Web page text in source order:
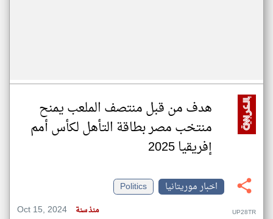
هدف من قبل منتصف الملعب يمنح
منتخب مصر بطاقة التأهل لكأس أمم
إفريقيا 2025
اخبار موريتانيا
Politics
Oct 15, 2024
منذ سنة UP28TR